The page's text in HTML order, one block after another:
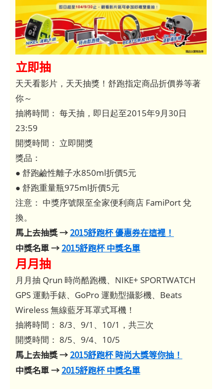
立即抽
天天看影片，天天抽獎！舒跑指定商品折價券等著
你～
抽將時間： 每天抽，即日起至2015年9月30日
23:59
開獎時間： 立即開獎
獎品：
● 舒跑鹼性離子水850ml折價5元
● 舒跑重量瓶975ml折價5元
注意： 中獎序號限至全家便利商店 FamiPort 兌
換。
馬上去抽獎 → 2015舒跑杯 優惠券在這裡！
中獎名單 → 2015舒跑杯 中獎名單
月月抽
月月抽 Qrun 時尚酷跑機、NIKE+ SPORTWATCH
GPS 運動手錶、GoPro 運動型攝影機、Beats
Wireless 無線藍牙耳罩式耳機！
抽將時間： 8/3、9/1、10/1，共三次
開獎時間： 8/5、9/4、10/5
馬上去抽獎 → 2015舒跑杯 時尚大獎等你抽！
中獎名單 → 2015舒跑杯 中獎名單